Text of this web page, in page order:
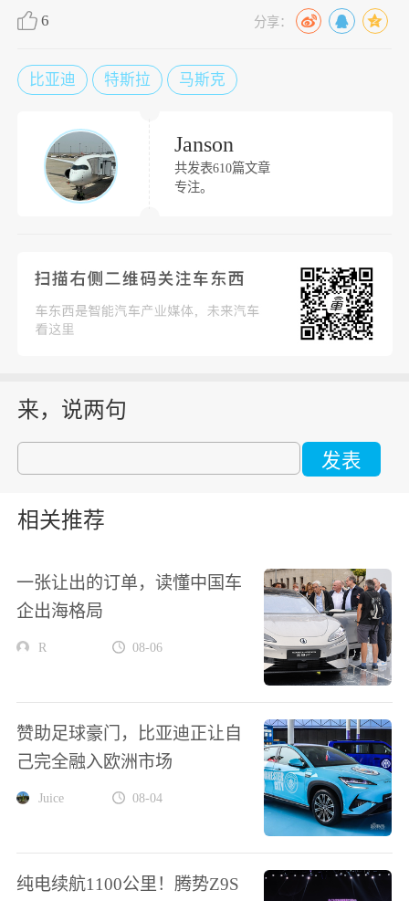
6 分享：
比亚迪 特斯拉 马斯克
Janson
共发表610篇文章
专注。
来，说两句
发表
相关推荐
一张让出的订单，读懂中国车
企出海格局
R 08-06
赞助足球豪门，比亚迪正让自
己完全融入欧洲市场
Juice 08-04
纯电续航1100公里！腾势Z9S